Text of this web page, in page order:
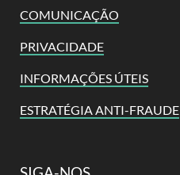
COMUNICAÇÃO
PRIVACIDADE
INFORMAÇÕES ÚTEIS
ESTRATÉGIA ANTI-FRAUDE